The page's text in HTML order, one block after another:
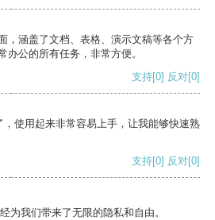
，涵盖了文档、表格、演示文稿等各个方
办公的所有任务，非常方便。
支持[0] 反对[0]
使用起来非常容易上手，让我能够快速熟
支持[0] 反对[0]
为我们带来了无限的隐私和自由。